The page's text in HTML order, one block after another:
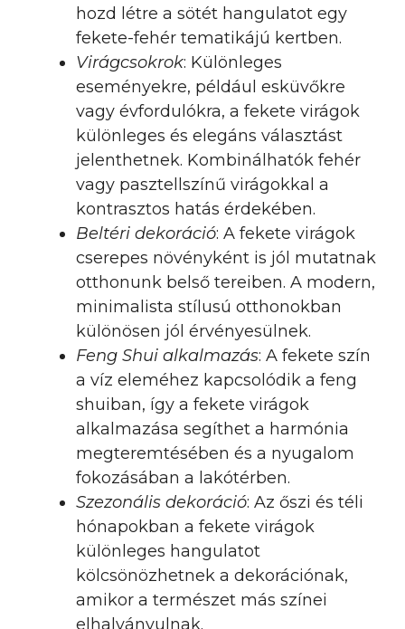
hozd létre a sötét hangulatot egy
fekete-fehér tematikájú kertben.
Virágcsokrok: Különleges
eseményekre, például esküvőkre
vagy évfordulókra, a fekete virágok
különleges és elegáns választást
jelenthetnek. Kombinálhatók fehér
vagy pasztellszínű virágokkal a
kontrasztos hatás érdekében.
Beltéri dekoráció: A fekete virágok
cserepes növényként is jól mutatnak
otthonunk belső tereiben. A modern,
minimalista stílusú otthonokban
különösen jól érvényesülnek.
Feng Shui alkalmazás: A fekete szín
a víz eleméhez kapcsolódik a feng
shuiban, így a fekete virágok
alkalmazása segíthet a harmónia
megteremtésében és a nyugalom
fokozásában a lakótérben.
Szezonális dekoráció: Az őszi és téli
hónapokban a fekete virágok
különleges hangulatot
kölcsönözhetnek a dekorációnak,
amikor a természet más színei
elhalványulnak.